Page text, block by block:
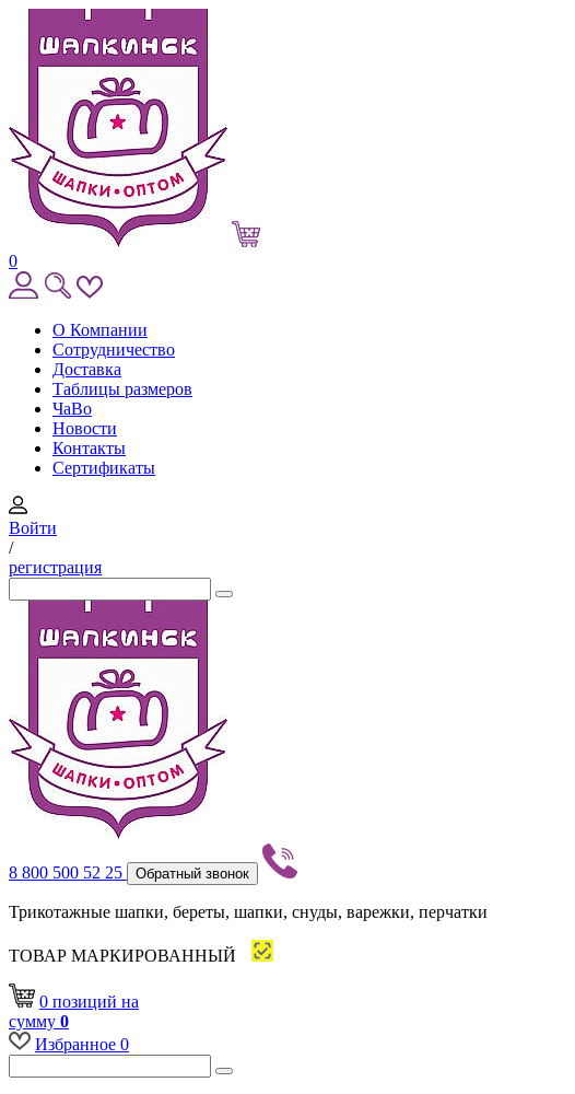
0
О Компании
Сотрудничество
Доставка
Таблицы размеров
ЧаВо
Новости
Контакты
Сертификаты
Войти
/
регистрация
8 800 500 52 25 Обратный звонок
Трикотажные шапки, береты, шапки, снуды, варежки, перчатки
ТОВАР МАРКИРОВАННЫЙ
0 позиций на
сумму 0
Избранное 0